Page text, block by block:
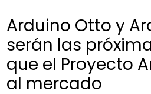
Arduino Otto y
serán las
que el Proyecto
al mercado